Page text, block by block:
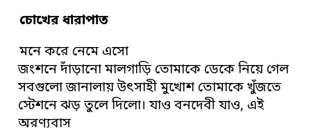
চোখের ধারাপাত
মনে করে নেমে এসো
জংশনে দাঁড়ানো মালগাড়ি তোমাকে ডেকে নিয়ে গেল
সবগুলো জানালায় উৎসাহী মুখোশ তোমাকে খুঁজতে
স্টেশনে ঝড় তুলে দিলো। যাও বনদেবী যাও, এই
অরণ্যবাস